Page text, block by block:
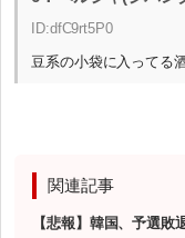
ID:dfC9rt5P0
豆系の小袋に入ってる
関連記事
【悲報】韓国、予選敗